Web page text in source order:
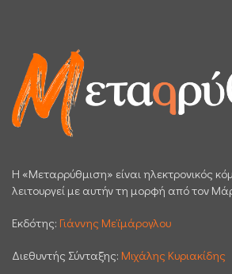
H «Μεταρρύθμιση» είναι ηλεκτρονικός
λειτουργεί με αυτήν τη μορφή από τον
Εκδότης: Γιάννης Μεϊμάρογλου
Διεθυντής Σύνταξης: Μιχάλης Κυριακίδης